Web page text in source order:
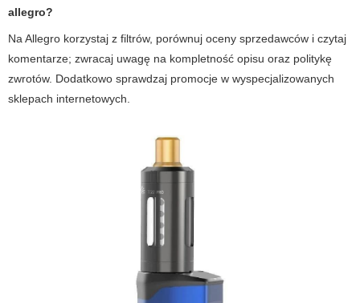
allegro?
Na Allegro korzystaj z filtrów, porównuj oceny sprzedawców i czytaj
komentarze; zwracaj uwagę na kompletność opisu oraz politykę
zwrotów. Dodatkowo sprawdzaj promocje w wyspecjalizowanych
sklepach internetowych.